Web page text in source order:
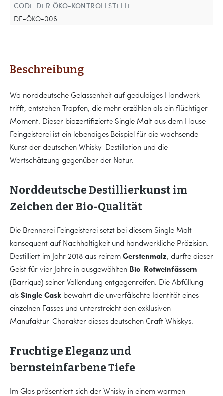
CODE DER ÖKO-KONTROLLSTELLE:
DE-ÖKO-006
Beschreibung
Wo norddeutsche Gelassenheit auf geduldiges Handwerk
trifft, entstehen Tropfen, die mehr erzählen als ein flüchtiger
Moment. Dieser biozertifizierte Single Malt aus dem Hause
Feingeisterei ist ein lebendiges Beispiel für die wachsende
Kunst der deutschen Whisky-Destillation und die
Wertschätzung gegenüber der Natur.
Norddeutsche Destillierkunst im
Zeichen der Bio-Qualität
Die Brennerei Feingeisterei setzt bei diesem Single Malt
konsequent auf Nachhaltigkeit und handwerkliche Präzision.
Destilliert im Jahr 2018 aus reinem Gerstenmalz , durfte dieser
Geist für vier Jahre in ausgewählten Bio-Rotweinfässern
(Barrique) seiner Vollendung entgegenreifen. Die Abfüllung
als Single Cask bewahrt die unverfälschte Identität eines
einzelnen Fasses und unterstreicht den exklusiven
Manufaktur-Charakter dieses deutschen Craft Whiskys.
Fruchtige Eleganz und
bernsteinfarbene Tiefe
Im Glas präsentiert sich der Whisky in einem warmen